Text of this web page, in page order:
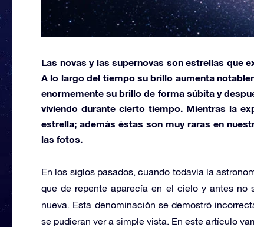
Las novas y las supernovas son estrellas que
A lo largo del tiempo su brillo aumenta
enormemente su brillo de forma súbita y
viviendo durante cierto tiempo. Mientras la
estrella; además éstas son muy raras en
las fotos.
En los siglos pasados, cuando todavía la
que de repente aparecía en el cielo y antes no
nueva. Esta denominación se demostró
se pudieran ver a simple vista. En este artículo